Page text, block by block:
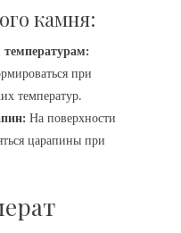
камня:
при
температур.
На поверхности
царапины при